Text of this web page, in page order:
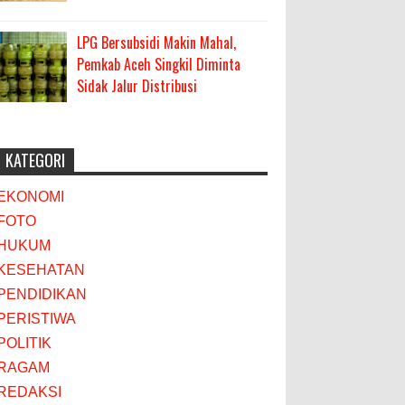
LPG Bersubsidi Makin Mahal,
Pemkab Aceh Singkil Diminta
Sidak Jalur Distribusi
KATEGORI